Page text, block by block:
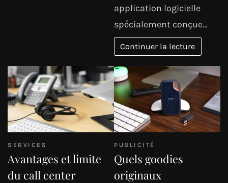
application logicielle
spécialement conçue…
Continuer la lecture
SERVICES
Avantages et limite
du call center
PUBLICITÉ
Quels goodies
originaux